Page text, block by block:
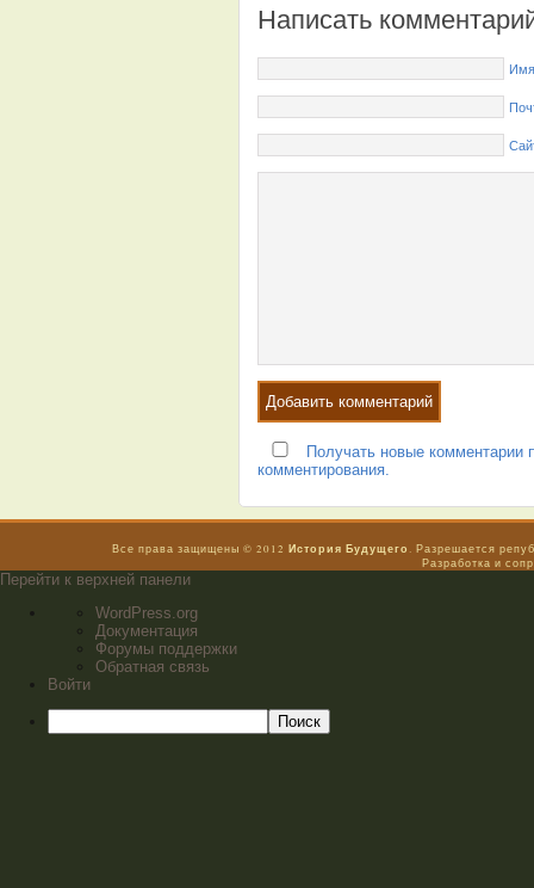
Написать
Получать новые
комментирования.
Все права защищены © 2012История Будущего . Разрешается
Разработка и
Перейти к верхней панели
WordPress.org
Документация
Форумы поддержки
Обратная связь
Войти